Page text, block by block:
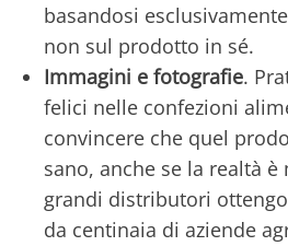
basandosi
non sul prodotto in sé.
Immagini e fotografie.
felici nelle confezioni
convincere che quel
sano, anche se la realtà
grandi distributori
da centinaia di aziende